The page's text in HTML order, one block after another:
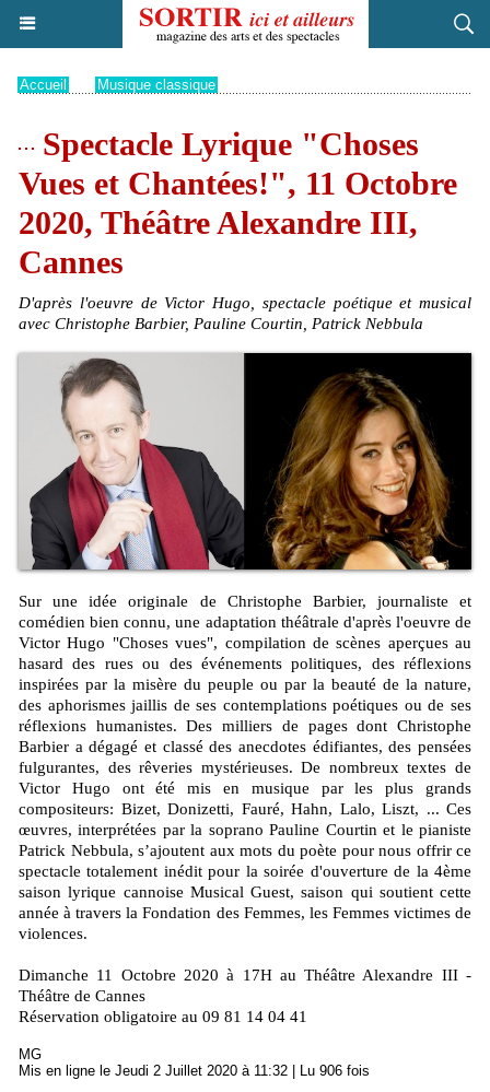
Accueil Musique classique
Spectacle Lyrique "Choses
Vues et Chantées!", 11 Octobre
2020, Théâtre Alexandre III,
Cannes
D'après l'oeuvre de Victor Hugo, spectacle poétique et musical
avec Christophe Barbier, Pauline Courtin, Patrick Nebbula
Sur une idée originale de Christophe Barbier, journaliste et
comédien bien connu, une adaptation théâtrale d'après l'oeuvre de
Victor Hugo "Choses vues", compilation de scènes aperçues au
hasard des rues ou des événements politiques, des réflexions
inspirées par la misère du peuple ou par la beauté de la nature,
des aphorismes jaillis de ses contemplations poétiques ou de ses
réflexions humanistes. Des milliers de pages dont Christophe
Barbier a dégagé et classé des anecdotes édifiantes, des pensées
fulgurantes, des rêveries mystérieuses. De nombreux textes de
Victor Hugo ont été mis en musique par les plus grands
compositeurs: Bizet, Donizetti, Fauré, Hahn, Lalo, Liszt, ... Ces
œuvres, interprétées par la soprano Pauline Courtin et le pianiste
Patrick Nebbula, s’ajoutent aux mots du poète pour nous offrir ce
spectacle totalement inédit pour la soirée d'ouverture de la 4ème
saison lyrique cannoise Musical Guest, saison qui soutient cette
année à travers la Fondation des Femmes, les Femmes victimes de
violences.
Dimanche 11 Octobre 2020 à 17H au Théâtre Alexandre III -
Théâtre de Cannes
Réservation obligatoire au 09 81 14 04 41
MG
Mis en ligne le Jeudi 2 Juillet 2020 à 11:32 | Lu 906 fois